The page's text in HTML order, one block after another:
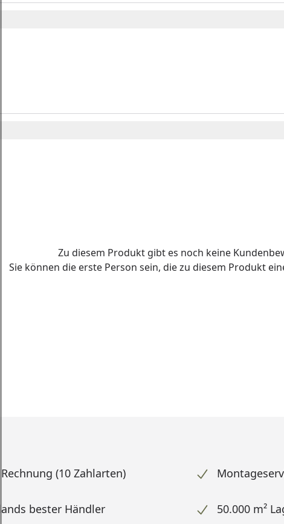
Zu diesem Produkt gibt es noch keine
Sie können die erste Person sein, die zu diesem Produkt
(10 Zahlarten)
bester Händler 50.000 m²